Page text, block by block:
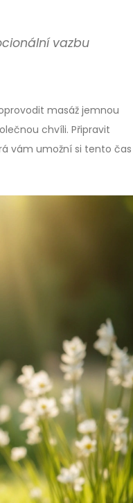
vazbu
masáž jemnou
chvíli. Připravit
vám umožní si tento čas